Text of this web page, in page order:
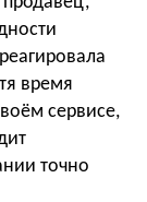
время
сервисе,
точно